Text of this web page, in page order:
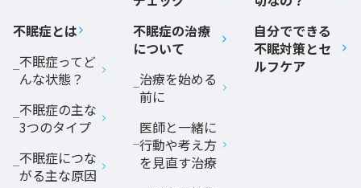
不眠症とは
不眠症ってど
んな状態？
不眠症の主な
3つのタイプ
不眠症につな
がる主な原因
不眠症の治療
について
治療を始める
前に
医師と一緒に
行動や考え方
を見直す治療
自分でできる
不眠対策とセ
ルフケア